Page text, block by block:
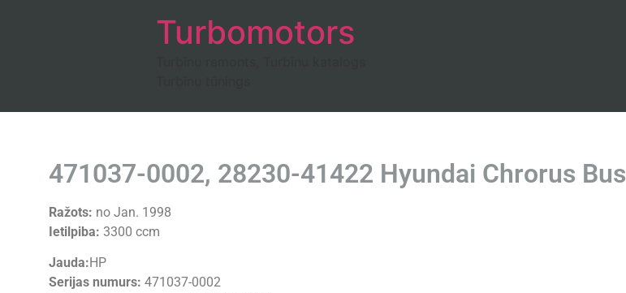
Turbomotors
471037-0002, 28230-41422 Hyundai Chrorus Bus
Ražots: no Jan. 1998
Ietilpiba: 3300 ccm
Jauda: HP
Serijas numurs: 471037-0002